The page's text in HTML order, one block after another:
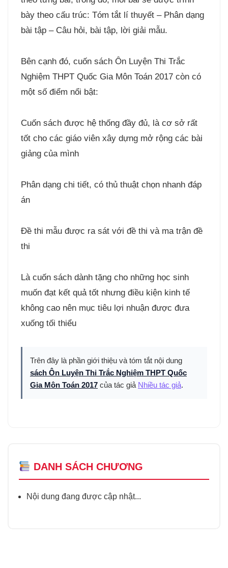
bày theo cấu trúc: Tóm tắt lí thuyết – Phân dạng
bài tập – Câu hỏi, bài tập, lời giải mẫu.
Bên cạnh đó, cuốn sách Ôn Luyện Thi Trắc
Nghiệm THPT Quốc Gia Môn Toán 2017 còn có
một số điểm nổi bật:
Cuốn sách được hệ thống đầy đủ, là cơ sở rất
tốt cho các giáo viên xây dựng mở rộng các bài
giảng của mình
Phân dạng chi tiết, có thủ thuật chọn nhanh đáp
án
Đề thi mẫu được ra sát với đề thi và ma trận đề
thi
Là cuốn sách dành tặng cho những học sinh
muốn đạt kết quả tốt nhưng điều kiện kinh tế
không cao nên mục tiêu lợi nhuận được đưa
xuống tối thiểu
Trên đây là phần giới thiệu và tóm tắt nội dung
sách Ôn Luyện Thi Trắc Nghiệm THPT Quốc
Gia Môn Toán 2017 của tác giả Nhiều tác giả.
DANH SÁCH CHƯƠNG
Nội dung đang được cập nhật...